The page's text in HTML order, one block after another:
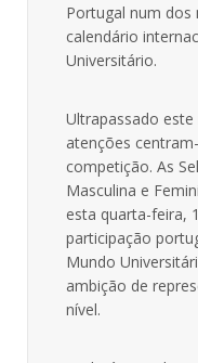
Portugal num
calendário
Universitário.
Ultrapassado
atenções
competição. As
Masculina e
esta quarta-feira,
participação
Mundo
ambição de
nível.